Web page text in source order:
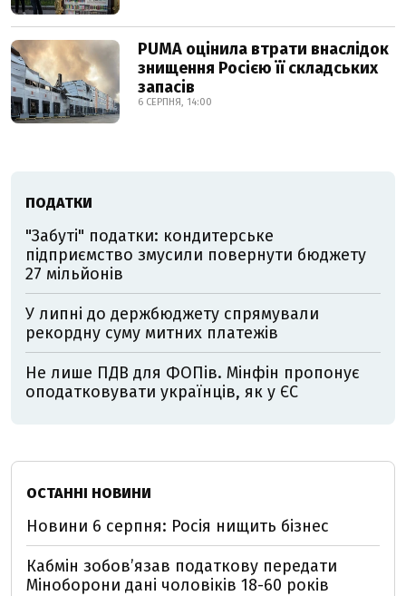
PUMA оцінила втрати внаслідок
знищення Росією її складських
запасів
6 СЕРПНЯ, 14:00
ПОДАТКИ
"Забуті" податки: кондитерське
підприємство змусили повернути бюджету
27 мільйонів
У липні до держбюджету спрямували
рекордну суму митних платежів
Не лише ПДВ для ФОПів. Мінфін пропонує
оподатковувати українців, як у ЄС
ОСТАННІ НОВИНИ
Новини 6 серпня: Росія нищить бізнес
Кабмін зобовʼязав податкову передати
Міноборони дані чоловіків 18-60 років